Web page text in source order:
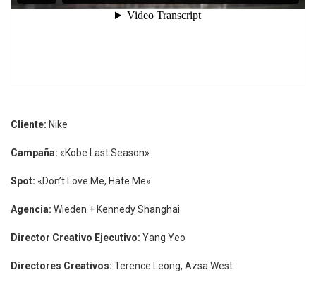
Cliente: Nike
Campaña: «Kobe Last Season»
Spot: «Don’t Love Me, Hate Me»
Agencia: Wieden + Kennedy Shanghai
Director Creativo Ejecutivo: Yang Yeo
Directores Creativos: Terence Leong, Azsa West